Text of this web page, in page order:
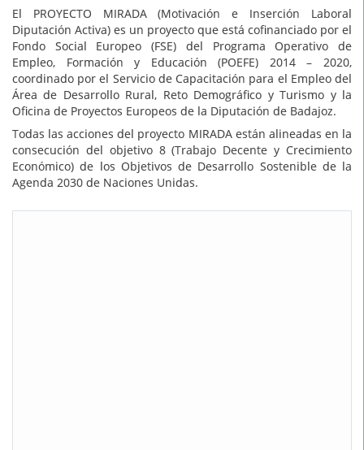
El PROYECTO MIRADA (Motivación e Inserción Laboral
Diputación Activa) es un proyecto que está cofinanciado por el
Fondo Social Europeo (FSE) del Programa Operativo de
Empleo, Formación y Educación (POEFE) 2014 – 2020,
coordinado por el Servicio de Capacitación para el Empleo del
Área de Desarrollo Rural, Reto Demográfico y Turismo y la
Oficina de Proyectos Europeos de la Diputación de Badajoz.
Todas las acciones del proyecto MIRADA están alineadas en la
consecución del objetivo 8 (Trabajo Decente y Crecimiento
Económico) de los Objetivos de Desarrollo Sostenible de la
Agenda 2030 de Naciones Unidas.